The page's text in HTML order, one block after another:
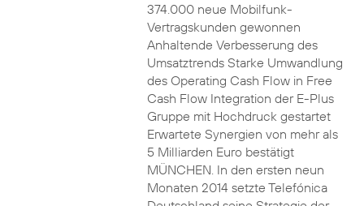
374.000 neue Mobilfunk-
Vertragskunden gewonnen
Anhaltende Verbesserung des
Umsatztrends Starke Umwandlung
des Operating Cash Flow in Free
Cash Flow Integration der E-Plus
Gruppe mit Hochdruck gestartet
Erwartete Synergien von mehr als
5 Milliarden Euro bestätigt
MÜNCHEN. In den ersten neun
Monaten 2014 setzte Telefónica